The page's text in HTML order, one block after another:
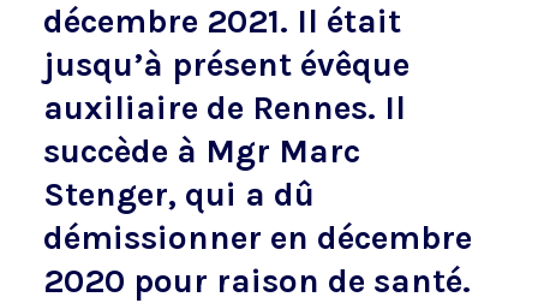
décembre 2021. Il était
jusqu’à présent évêque
auxiliaire de Rennes. Il
succède à Mgr Marc
Stenger, qui a dû
démissionner en décembre
2020 pour raison de santé.